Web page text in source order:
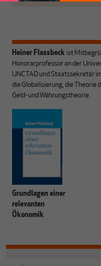
Heiner Flassbeck ist
Honorarprofessor an der
UNCTAD und Staatssekretär
die Globalisierung, die
Geld- und Währungstheorie.
Grundlagen einer
relevanten
Ökonomik